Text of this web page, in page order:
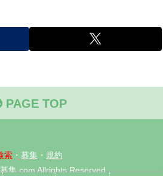
PAGE TOP
索 ・ 募集 ・ 規約
集.com Allrights Reserved.